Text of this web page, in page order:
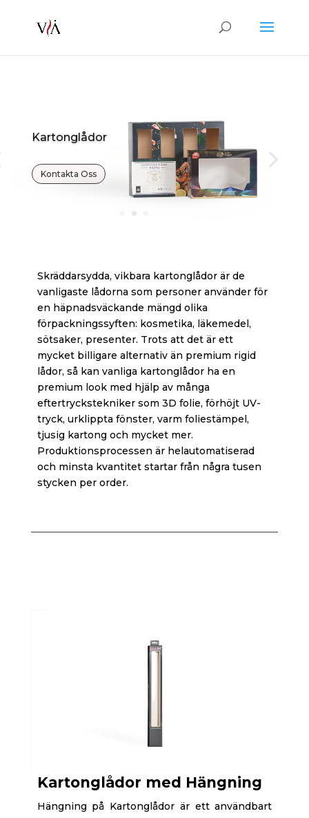
Kartonglådor
Kontakta Oss
Kartonglådor
Kontakta Oss
Skräddarsydda, vikbara kartonglådor är de
vanligaste lådorna som personer använder för
en häpnadsväckande mängd olika
förpackningssyften: kosmetika, läkemedel,
sötsaker, presenter. Trots att det är ett
mycket billigare alternativ än premium rigid
lådor, så kan vanliga kartonglådor ha en
premium look med hjälp av många
eftertryckstekniker som 3D folie, förhöjt UV-
tryck, urklippta fönster, varm foliestämpel,
tjusig kartong och mycket mer.
Produktionsprocessen är helautomatiserad
och minsta kvantitet startar från några tusen
stycken per order.
Kartonglådor med Hängning
Hängning på Kartonglådor är ett användbart